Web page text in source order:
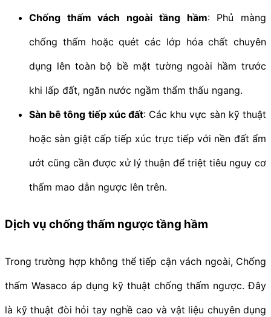
Chống thấm vách ngoài tầng hầm: Phủ màng
chống thấm hoặc quét các lớp hóa chất chuyên
dụng lên toàn bộ bề mặt tường ngoài hầm trước
khi lấp đất, ngăn nước ngầm thẩm thấu ngang.
Sàn bê tông tiếp xúc đất: Các khu vực sàn kỹ thuật
hoặc sàn giật cấp tiếp xúc trực tiếp với nền đất ẩm
ướt cũng cần được xử lý thuận để triệt tiêu nguy cơ
thấm mao dẫn ngược lên trên.
Dịch vụ chống thấm ngược tầng hầm
Trong trường hợp không thể tiếp cận vách ngoài, Chống
thấm Wasaco áp dụng kỹ thuật chống thấm ngược. Đây
là kỹ thuật đòi hỏi tay nghề cao và vật liệu chuyên dụng